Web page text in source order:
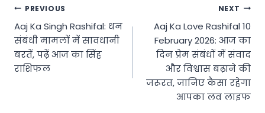
Post
navigation
PREVIOUS
Aaj Ka Singh Rashifal: धन
संबंधी मामलों में सावधानी
बरतें, पढ़ें आज का सिंह
राशिफल
NEXT
Aaj Ka Love Rashifal 10
February 2026: आज का
दिन प्रेम संबंधों में संवाद
और विश्वास बढ़ाने की
जरूरत, जानिए कैसा रहेगा
आपका लव लाइफ